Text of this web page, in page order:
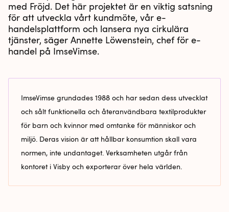
med Fröjd. Det här projektet är en viktig satsning
för att utveckla vårt kundmöte, vår e-
handelsplattform och lansera nya cirkulära
tjänster, säger Annette Löwenstein, chef för e-
handel på ImseVimse.
ImseVimse grundades 1988 och har sedan dess utvecklat
och sålt funktionella och återanvändbara textilprodukter
för barn och kvinnor med omtanke för människor och
miljö. Deras vision är att hållbar konsumtion skall vara
normen, inte undantaget. Verksamheten utgår från
kontoret i Visby och exporterar över hela världen.